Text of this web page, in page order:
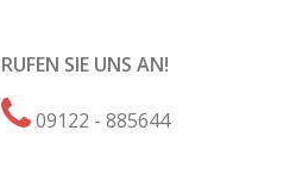
RUFEN SIE UNS AN!
09122 - 885644